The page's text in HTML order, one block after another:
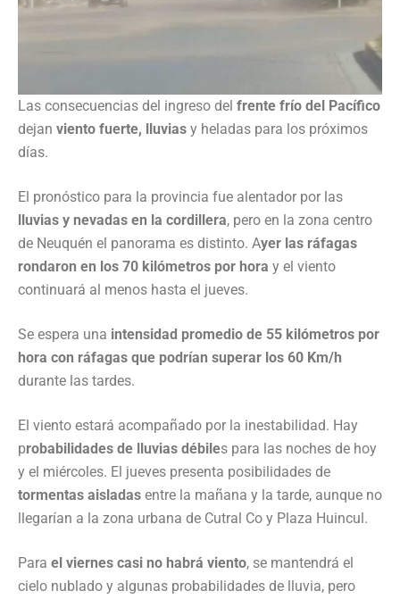
Las consecuencias del ingreso del frente frío del Pacífico
dejan viento fuerte, lluvias y heladas para los próximos
días.
El pronóstico para la provincia fue alentador por las
lluvias y nevadas en la cordillera, pero en la zona centro
de Neuquén el panorama es distinto. Ayer las ráfagas
rondaron en los 70 kilómetros por hora y el viento
continuará al menos hasta el jueves.
Se espera una intensidad promedio de 55 kilómetros por
hora con ráfagas que podrían superar los 60 Km/h
durante las tardes.
El viento estará acompañado por la inestabilidad. Hay
probabilidades de lluvias débiles para las noches de hoy
y el miércoles. El jueves presenta posibilidades de
tormentas aisladas entre la mañana y la tarde, aunque no
llegarían a la zona urbana de Cutral Co y Plaza Huincul.
Para el viernes casi no habrá viento, se mantendrá el
cielo nublado y algunas probabilidades de lluvia, pero